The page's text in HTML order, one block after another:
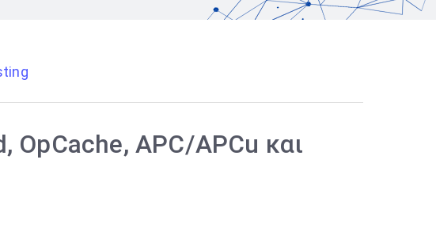
OpCache, APC/APCu και